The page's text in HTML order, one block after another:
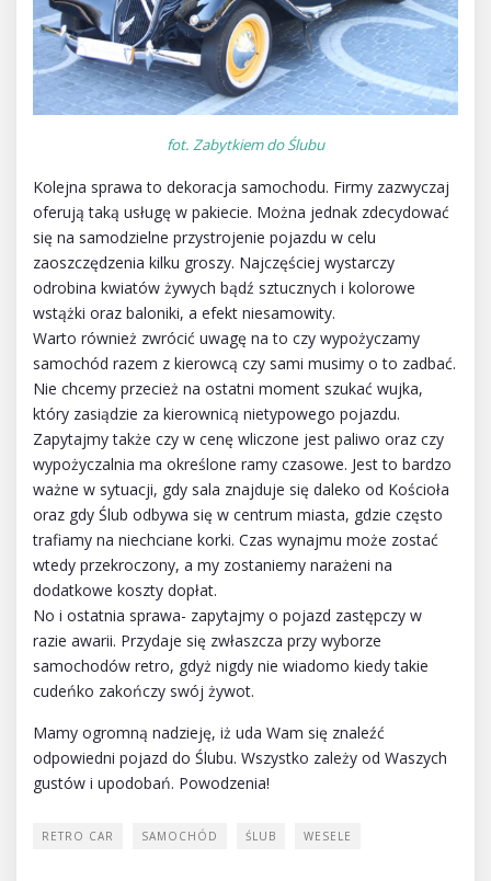
fot. Zabytkiem do Ślubu
Kolejna sprawa to dekoracja samochodu. Firmy zazwyczaj
oferują taką usługę w pakiecie. Można jednak zdecydować
się na samodzielne przystrojenie pojazdu w celu
zaoszczędzenia kilku groszy. Najczęściej wystarczy
odrobina kwiatów żywych bądź sztucznych i kolorowe
wstążki oraz baloniki, a efekt niesamowity.
Warto również zwrócić uwagę na to czy wypożyczamy
samochód razem z kierowcą czy sami musimy o to zadbać.
Nie chcemy przecież na ostatni moment szukać wujka,
który zasiądzie za kierownicą nietypowego pojazdu.
Zapytajmy także czy w cenę wliczone jest paliwo oraz czy
wypożyczalnia ma określone ramy czasowe. Jest to bardzo
ważne w sytuacji, gdy sala znajduje się daleko od Kościoła
oraz gdy Ślub odbywa się w centrum miasta, gdzie często
trafiamy na niechciane korki. Czas wynajmu może zostać
wtedy przekroczony, a my zostaniemy narażeni na
dodatkowe koszty dopłat.
No i ostatnia sprawa- zapytajmy o pojazd zastępczy w
razie awarii. Przydaje się zwłaszcza przy wyborze
samochodów retro, gdyż nigdy nie wiadomo kiedy takie
cudeńko zakończy swój żywot.
Mamy ogromną nadzieję, iż uda Wam się znaleźć
odpowiedni pojazd do Ślubu. Wszystko zależy od Waszych
gustów i upodobań. Powodzenia!
RETRO CAR SAMOCHÓD ŚLUB WESELE